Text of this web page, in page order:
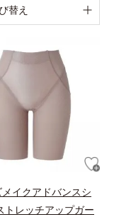
替え
イクアドバンスシ
トレッチアップガー